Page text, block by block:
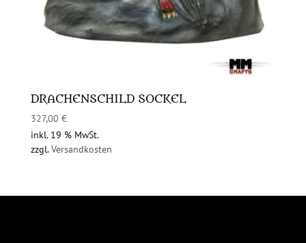
DRACHENSCHILD SOCKEL
327,00 €
inkl. 19 % MwSt.
zzgl.Versandkosten